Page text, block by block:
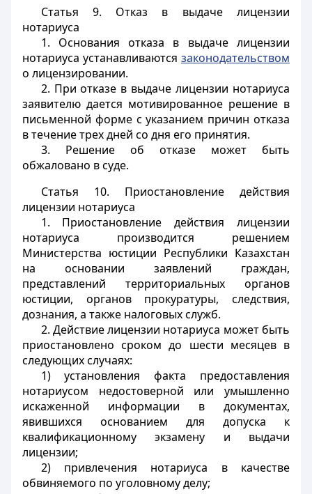
Статья 9. Отказ в выдаче лицензии
нотариуса
1. Основания отказа в выдаче лицензии
нотариуса устанавливаются законодательством
о лицензировании.
2. При отказе в выдаче лицензии нотариуса
заявителю дается мотивированное решение в
письменной форме с указанием причин отказа
в течение трех дней со дня его принятия.
3. Решение об отказе может быть
обжаловано в суде.
Статья 10. Приостановление действия
лицензии нотариуса
1. Приостановление действия лицензии
нотариуса производится решением
Министерства юстиции Республики Казахстан
на основании заявлений граждан,
представлений территориальных органов
юстиции, органов прокуратуры, следствия,
дознания, а также налоговых служб.
2. Действие лицензии нотариуса может быть
приостановлено сроком до шести месяцев в
следующих случаях:
1) установления факта предоставления
нотариусом недостоверной или умышленно
искаженной информации в документах,
явившихся основанием для допуска к
квалификационному экзамену и выдачи
лицензии;
2) привлечения нотариуса в качестве
обвиняемого по уголовному делу;